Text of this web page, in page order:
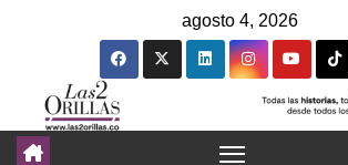
agosto 4, 2026